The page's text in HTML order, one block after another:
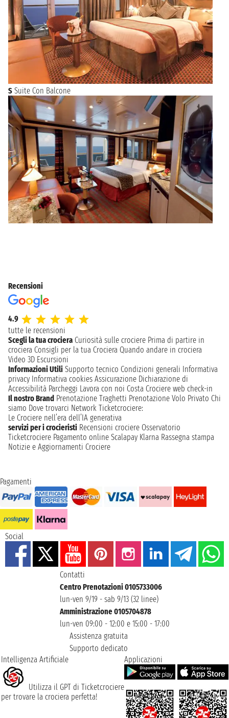
S Suite Con Balcone
Recensioni
4.9
tutte le recensioni
Scegli la tua crociera Curiosità sulle crociere Prima di partire in
crociera Consigli per la tua Crociera Quando andare in crociera
Video 3D Escursioni
Informazioni Utili Supporto tecnico Condizioni generali Informativa
privacy Informativa cookies Assicurazione Dichiarazione di
Accessibilità Parcheggi Lavora con noi Costa Crociere web check-in
Il nostro Brand Prenotazione Traghetti Prenotazione Volo Privato Chi
siamo Dove trovarci Network Ticketcrociere:
Le Crociere nell’era dell’IA generativa
servizi per i crocieristi Recensioni crociere Osservatorio
Ticketcrociere Pagamento online Scalapay Klarna Rassegna stampa
Notizie e Aggiornamenti Crociere
Pagamenti
Social
Contatti
Centro Prenotazioni 0105733006
lun-ven 9/19 - sab 9/13 (32 linee)
Amministrazione 0105704878
lun-ven 09:00 - 12:00 e 15:00 - 17:00
Assistenza gratuita
Supporto dedicato
Intelligenza Artificiale
Utilizza il GPT di Ticketcrociere
per trovare la crociera perfetta!
Applicazioni